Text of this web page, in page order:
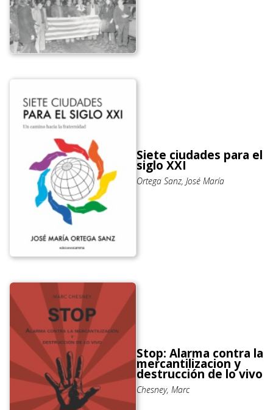
Siete ciudades para el
siglo XXI
Ortega Sanz, José María
Stop: Alarma contra la
mercantilizacion y
destrucción de lo vivo
Chesney, Marc